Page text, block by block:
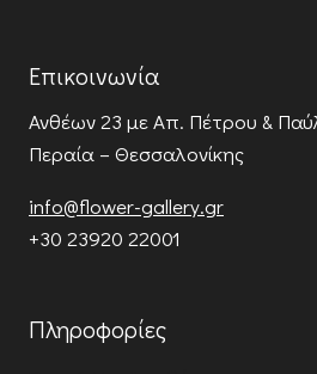
Επικοινωνία
Ανθέων 23 με Απ. Πέτρου &
Περαία – Θεσσαλονίκης
info@flower-gallery.gr
+30 23920 22001
Πληροφορίες